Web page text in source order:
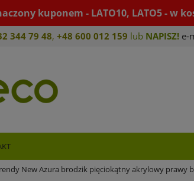
kuponem - LATO10, LATO5 - w
344 79 48, +48 600 012 159 lub NAPISZ! e-
New Azura brodzik pięciokątny akrylowy prawy